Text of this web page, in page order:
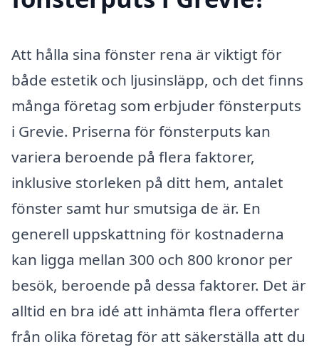
Att hålla sina fönster rena är viktigt för
både estetik och ljusinsläpp, och det finns
många företag som erbjuder fönsterputs
i Grevie. Priserna för fönsterputs kan
variera beroende på flera faktorer,
inklusive storleken på ditt hem, antalet
fönster samt hur smutsiga de är. En
generell uppskattning för kostnaderna
kan ligga mellan 300 och 800 kronor per
besök, beroende på dessa faktorer. Det är
alltid en bra idé att inhämta flera offerter
från olika företag för att säkerställa att du